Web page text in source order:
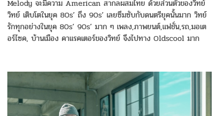
Melody จะมีความ American สากลผสมไทย ด้วยส่วนตัวของวิทย์
วิทย์ เติบโตในยุค 80s’ ถึง 90s’ เลยซึมซับกับดนตรียุคนั้นมาก วิทย์
รักทุกอย่างในยุค 80s’ 90s’ มาก ๆ เพลง,ภาพยนต์,แฟชั่น,รถ,มอเต
อร์ไซค, บ้านเมือง คาแรคเตอร์ของวิทย์ จึงไปทาง Oldscool มาก